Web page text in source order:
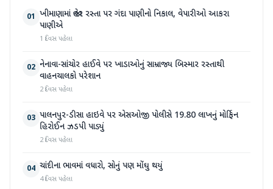
01 ખીમાણામાં જાહેર રસ્તા પર ગંદા પાણીનો નિકાલ, વેપારીઓ આકરા
પાણીએ
1 દિવસ પહેલા
02 નેનાવા-સાંચોર હાઈવે પર ખાડાઓનું સામ્રાજ્ય બિસ્માર રસ્તાથી
વાહનચાલકો પરેશાન
2 દિવસ પહેલા
03 પાલનપુર-ડીસા હાઇવે પર એસઓજી પોલીસે 19.80 લાખનું મોર્ફિન
હિરોઈન ઝડપી પાડ્યું
2 દિવસ પહેલા
04 ચાંદીના ભાવમાં વધારો, સોનું પણ મોંઘુ થયું
4 દિવસ પહેલા